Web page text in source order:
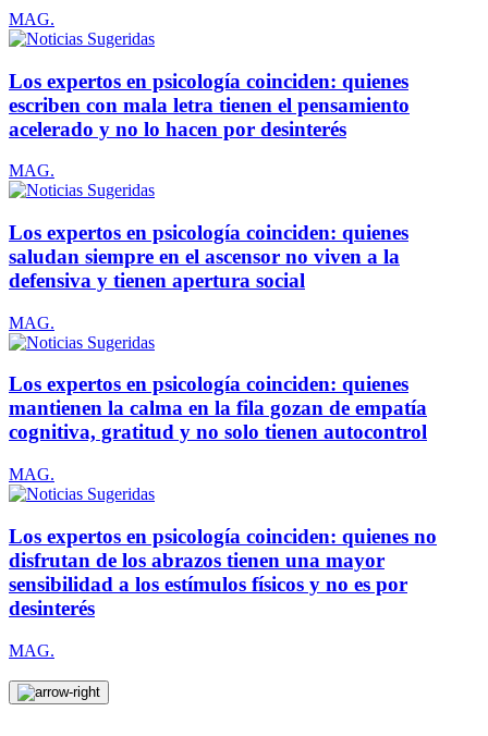
MAG.
Los expertos en psicología coinciden: quienes
escriben con mala letra tienen el pensamiento
acelerado y no lo hacen por desinterés
MAG.
Los expertos en psicología coinciden: quienes
saludan siempre en el ascensor no viven a la
defensiva y tienen apertura social
MAG.
Los expertos en psicología coinciden: quienes
mantienen la calma en la fila gozan de empatía
cognitiva, gratitud y no solo tienen autocontrol
MAG.
Los expertos en psicología coinciden: quienes no
disfrutan de los abrazos tienen una mayor
sensibilidad a los estímulos físicos y no es por
desinterés
MAG.